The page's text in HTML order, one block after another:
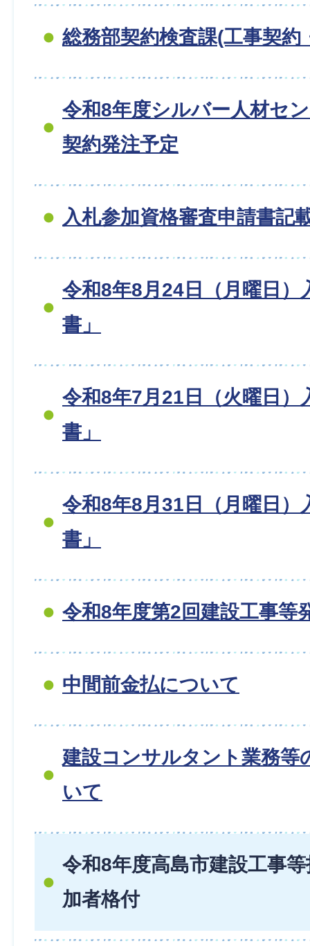
総務部契約検査課(工事契約
令和8年度シルバー人材セ
契約発注予定
入札参加資格審査申請書記
令和8年8月24日（月曜日）
書」
令和8年7月21日（火曜日）
書」
令和8年8月31日（月曜日）
書」
令和8年度第2回建設工事等
中間前金払について
建設コンサルタント業務等
いて
令和8年度高島市建設工事
加者格付